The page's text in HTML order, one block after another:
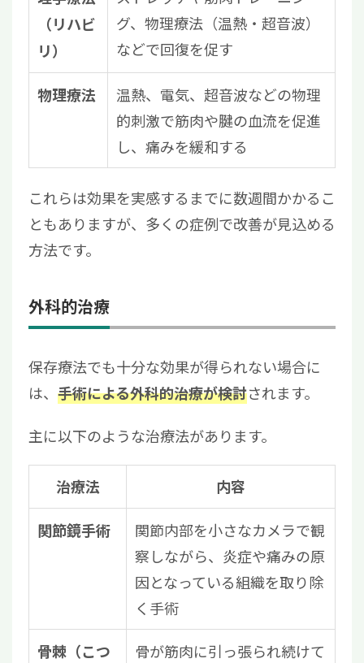
（リハビ
リ）
グ、物理療法（温熱・超音波）
などで回復を促す
物理療法
温熱、電気、超音波などの物理
的刺激で筋肉や腱の血流を促進
し、痛みを緩和する
これらは効果を実感するまでに数週間かかるこ
ともありますが、多くの症例で改善が見込める
方法です。
外科的治療
保存療法でも十分な効果が得られない場合に
は、 手術による外科的治療が検討されます。
主に以下のような治療法があります。
治療法 内容
関節鏡手術
関節内部を小さなカメラで観
察しながら、炎症や痛みの原
因となっている組織を取り除
く手術
骨棘（こつ
骨が筋肉に引っ張られ続けて